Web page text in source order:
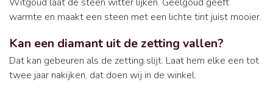
Witgoud laat de steen witter lijken. Geelgoud geeft
warmte en maakt een steen met een lichte tint juist mooier.
Kan een diamant uit de zetting vallen?
Dat kan gebeuren als de zetting slijt. Laat hem elke een tot
twee jaar nakijken, dat doen wij in de winkel.